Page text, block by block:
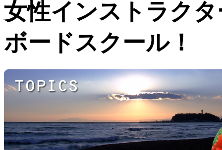
女性インストラク
ボードスクール！